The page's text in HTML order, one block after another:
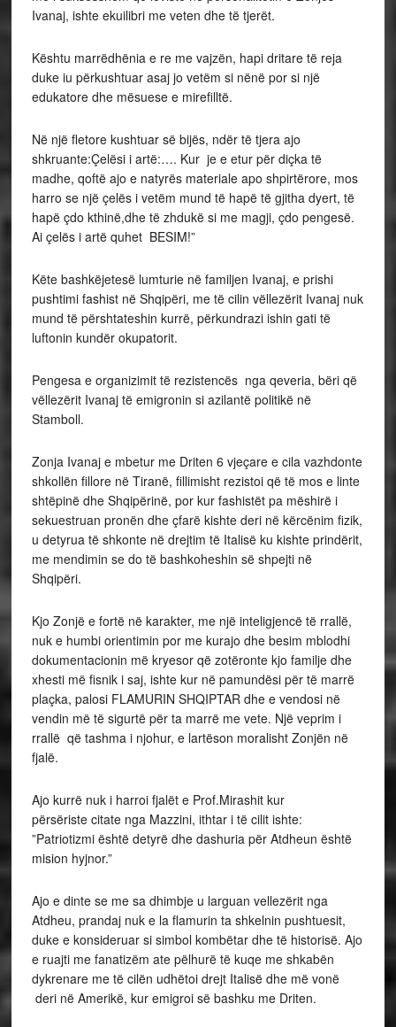
Ivanaj, ishte ekuilibri me veten dhe të tjerët.
Kështu marrëdhënia e re me vajzën, hapi dritare të reja
duke iu përkushtuar asaj jo vetëm si nënë por si një
edukatore dhe mësuese e mirefilltë.
Në një fletore kushtuar së bijës, ndër të tjera ajo
shkruante:Çelësi i artë:…. Kur je e etur për diçka të
madhe, qoftë ajo e natyrës materiale apo shpirtërore, mos
harro se një çelës i vetëm mund të hapë të gjitha dyert, të
hapë çdo kthinë,dhe të zhdukë si me magji, çdo pengesë.
Ai çelës i artë quhet BESIM!”
Këte bashkëjetesë lumturie në familjen Ivanaj, e prishi
pushtimi fashist në Shqipëri, me të cilin vëllezërit Ivanaj nuk
mund të përshtateshin kurrë, përkundrazi ishin gati të
luftonin kundër okupatorit.
Pengesa e organizimit të rezistencës nga qeveria, bëri që
vëllezërit Ivanaj të emigronin si azilantë politikë në
Stamboll.
Zonja Ivanaj e mbetur me Driten 6 vjeçare e cila vazhdonte
shkollën fillore në Tiranë, fillimisht rezistoi që të mos e linte
shtëpinë dhe Shqipërinë, por kur fashistët pa mëshirë i
sekuestruan pronën dhe çfarë kishte deri në kërcënim fizik,
u detyrua të shkonte në drejtim të Italisë ku kishte prindërit,
me mendimin se do të bashkoheshin së shpejti në
Shqipëri.
Kjo Zonjë e fortë në karakter, me një inteligjencë të rrallë,
nuk e humbi orientimin por me kurajo dhe besim mblodhi
dokumentacionin më kryesor që zotëronte kjo familje dhe
xhesti më fisnik i saj, ishte kur në pamundësi për të marrë
plaçka, palosi FLAMURIN SHQIPTAR dhe e vendosi në
vendin më të sigurtë për ta marrë me vete. Një veprim i
rrallë që tashma i njohur, e lartëson moralisht Zonjën në
fjalë.
Ajo kurrë nuk i harroi fjalët e Prof.Mirashit kur
përsëriste citate nga Mazzini, ithtar i të cilit ishte:
”Patriotizmi është detyrë dhe dashuria për Atdheun është
mision hyjnor.”
Ajo e dinte se me sa dhimbje u larguan vellezërit nga
Atdheu, prandaj nuk e la flamurin ta shkelnin pushtuesit,
duke e konsideruar si simbol kombëtar dhe të historisë. Ajo
e ruajti me fanatizëm ate pëlhurë të kuqe me shkabën
dykrenare me të cilën udhëtoi drejt Italisë dhe më vonë
deri në Amerikë, kur emigroi së bashku me Driten.